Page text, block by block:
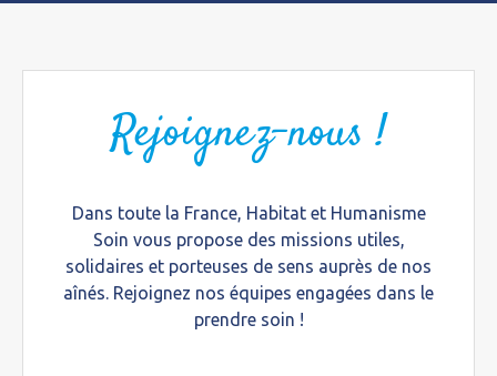
Rejoignez-nous !
Dans toute la France, Habitat et Humanisme
Soin vous propose des missions utiles,
solidaires et porteuses de sens auprès de nos
aînés. Rejoignez nos équipes engagées dans le
prendre soin !